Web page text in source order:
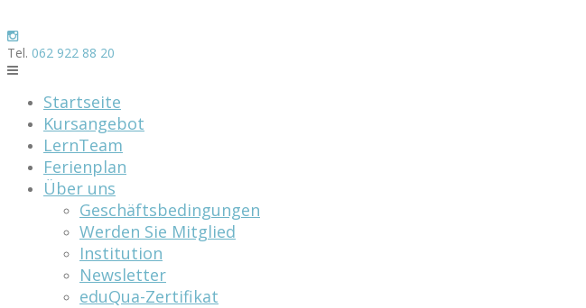
to
content
Tel. 062 922 88 20
Startseite
Kursangebot
LernTeam
Ferienplan
Über uns
Geschäftsbedingungen
Werden Sie Mitglied
Institution
Newsletter
eduQua-Zertifikat